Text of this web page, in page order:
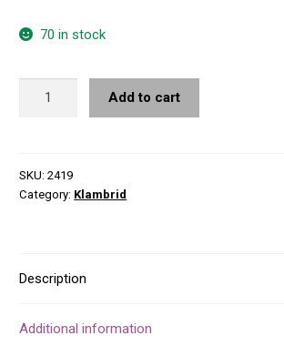
70 in stock
Voolikuklamber
Add to cart
SKU:2419
Category: Klambrid
Description
Additional information